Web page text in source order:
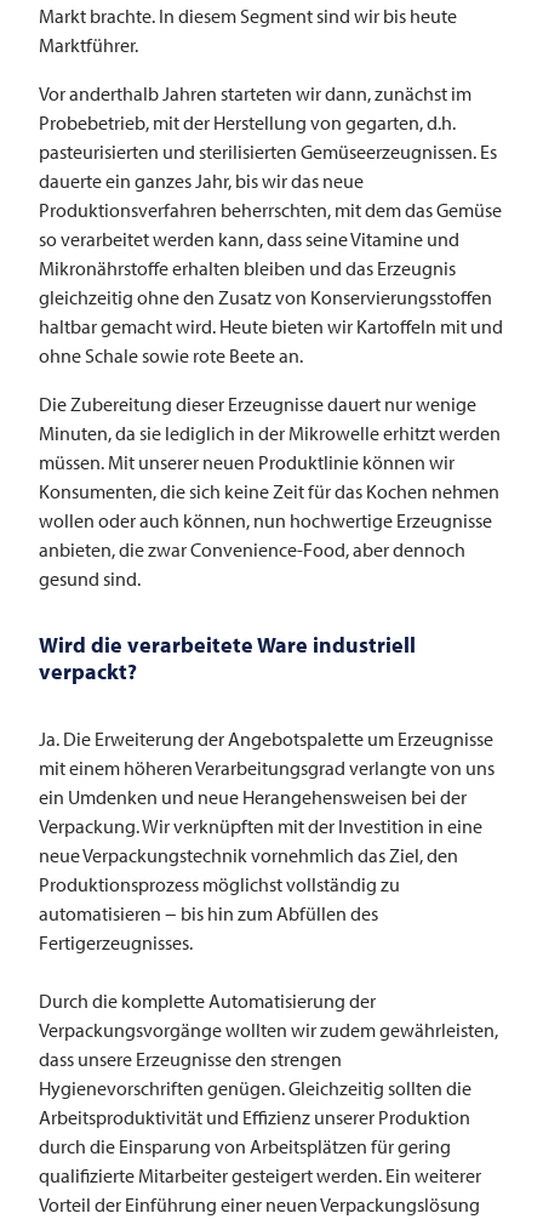
Markt brachte. In diesem Segment sind wir bis heute
Marktführer.
Vor anderthalb Jahren starteten wir dann, zunächst im
Probebetrieb, mit der Herstellung von gegarten, d.h.
pasteurisierten und sterilisierten Gemüseerzeugnissen. Es
dauerte ein ganzes Jahr, bis wir das neue
Produktionsverfahren beherrschten, mit dem das Gemüse
so verarbeitet werden kann, dass seine Vitamine und
Mikronährstoffe erhalten bleiben und das Erzeugnis
gleichzeitig ohne den Zusatz von Konservierungsstoffen
haltbar gemacht wird. Heute bieten wir Kartoffeln mit und
ohne Schale sowie rote Beete an.
Die Zubereitung dieser Erzeugnisse dauert nur wenige
Minuten, da sie lediglich in der Mikrowelle erhitzt werden
müssen. Mit unserer neuen Produktlinie können wir
Konsumenten, die sich keine Zeit für das Kochen nehmen
wollen oder auch können, nun hochwertige Erzeugnisse
anbieten, die zwar Convenience-Food, aber dennoch
gesund sind.
Wird die verarbeitete Ware industriell
verpackt?
Ja. Die Erweiterung der Angebotspalette um Erzeugnisse
mit einem höheren Verarbeitungsgrad verlangte von uns
ein Umdenken und neue Herangehensweisen bei der
Verpackung. Wir verknüpften mit der Investition in eine
neue Verpackungstechnik vornehmlich das Ziel, den
Produktionsprozess möglichst vollständig zu
automatisieren − bis hin zum Abfüllen des
Fertigerzeugnisses.
Durch die komplette Automatisierung der
Verpackungsvorgänge wollten wir zudem gewährleisten,
dass unsere Erzeugnisse den strengen
Hygienevorschriften genügen. Gleichzeitig sollten die
Arbeitsproduktivität und Effizienz unserer Produktion
durch die Einsparung von Arbeitsplätzen für gering
qualifizierte Mitarbeiter gesteigert werden. Ein weiterer
Vorteil der Einführung einer neuen Verpackungslösung